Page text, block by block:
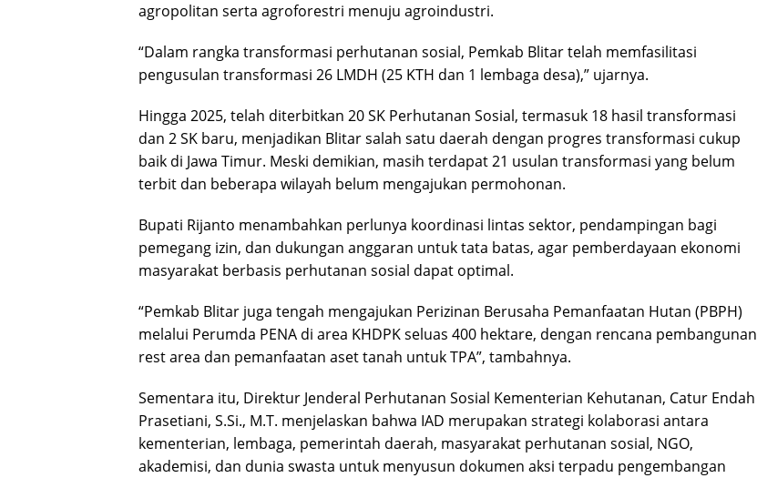
agropolitan serta agroforestri menuju agroindustri.
“Dalam rangka transformasi perhutanan sosial, Pemkab Blitar telah memfasilitasi
pengusulan transformasi 26 LMDH (25 KTH dan 1 lembaga desa),” ujarnya.
Hingga 2025, telah diterbitkan 20 SK Perhutanan Sosial, termasuk 18 hasil transformasi
dan 2 SK baru, menjadikan Blitar salah satu daerah dengan progres transformasi cukup
baik di Jawa Timur. Meski demikian, masih terdapat 21 usulan transformasi yang belum
terbit dan beberapa wilayah belum mengajukan permohonan.
Bupati Rijanto menambahkan perlunya koordinasi lintas sektor, pendampingan bagi
pemegang izin, dan dukungan anggaran untuk tata batas, agar pemberdayaan ekonomi
masyarakat berbasis perhutanan sosial dapat optimal.
“Pemkab Blitar juga tengah mengajukan Perizinan Berusaha Pemanfaatan Hutan (PBPH)
melalui Perumda PENA di area KHDPK seluas 400 hektare, dengan rencana pembangunan
rest area dan pemanfaatan aset tanah untuk TPA”, tambahnya.
Sementara itu, Direktur Jenderal Perhutanan Sosial Kementerian Kehutanan, Catur Endah
Prasetiani, S.Si., M.T. menjelaskan bahwa IAD merupakan strategi kolaborasi antara
kementerian, lembaga, pemerintah daerah, masyarakat perhutanan sosial, NGO,
akademisi, dan dunia swasta untuk menyusun dokumen aksi terpadu pengembangan